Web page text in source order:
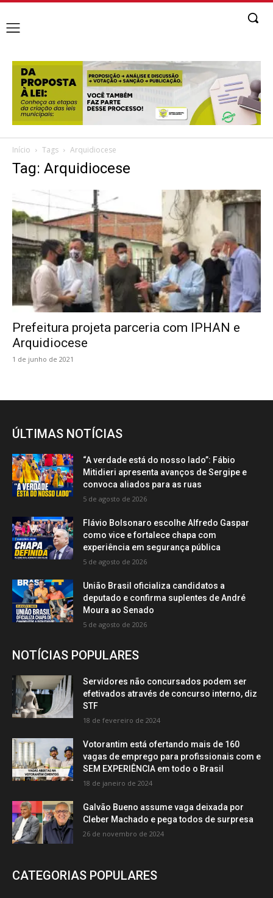
Início Tags Arquidiocese
Tag: Arquidiocese
Prefeitura projeta parceria com IPHAN e
Arquidiocese
1 de junho de 2021
ÚLTIMAS NOTÍCIAS
“A verdade está do nosso lado”: Fábio
Mitidieri apresenta avanços de Sergipe e
convoca aliados para as ruas
5 de agosto de 2026
Flávio Bolsonaro escolhe Alfredo Gaspar
como vice e fortalece chapa com
experiência em segurança pública
5 de agosto de 2026
União Brasil oficializa candidatos a
deputado e confirma suplentes de André
Moura ao Senado
5 de agosto de 2026
NOTÍCIAS POPULARES
Servidores não concursados podem ser
efetivados através de concurso interno, diz
STF
18 de fevereiro de 2024
Votorantim está ofertando mais de 160
vagas de emprego para profissionais com e
SEM EXPERIÊNCIA em todo o Brasil
18 de janeiro de 2024
Galvão Bueno assume vaga deixada por
Cleber Machado e pega todos de surpresa
26 de novembro de 2024
CATEGORIAS POPULARES